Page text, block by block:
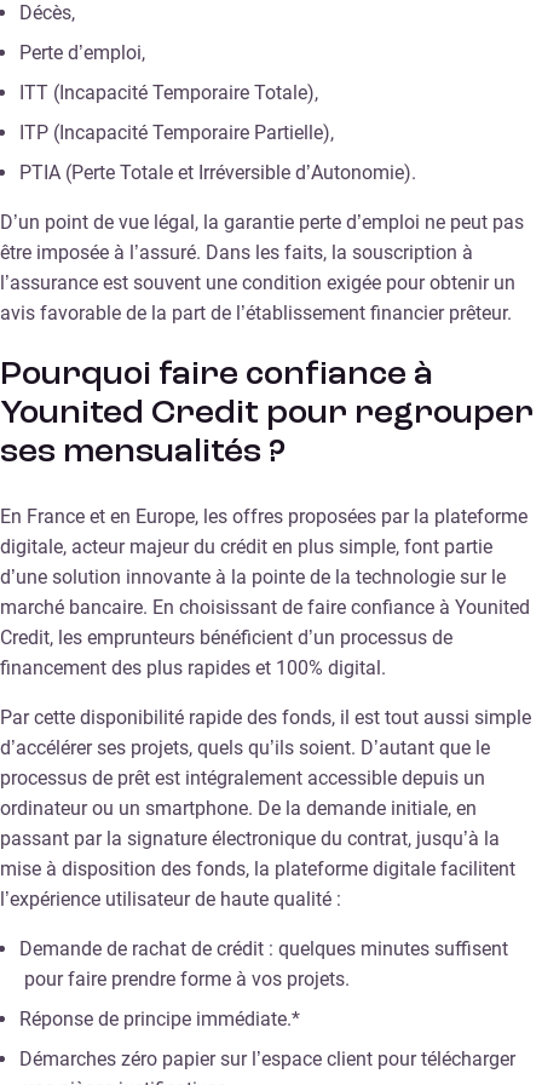
Décès,
Perte d’emploi,
ITT (Incapacité Temporaire Totale),
ITP (Incapacité Temporaire Partielle),
PTIA (Perte Totale et Irréversible d’Autonomie).
D’un point de vue légal, la garantie perte d’emploi ne peut pas
être imposée à l’assuré. Dans les faits, la souscription à
l’assurance est souvent une condition exigée pour obtenir un
avis favorable de la part de l’établissement financier prêteur.
Pourquoi faire confiance à
Younited Credit pour regrouper
ses mensualités ?
En France et en Europe, les offres proposées par la plateforme
digitale, acteur majeur du crédit en plus simple, font partie
d’une solution innovante à la pointe de la technologie sur le
marché bancaire. En choisissant de faire confiance à Younited
Credit, les emprunteurs bénéficient d’un processus de
financement des plus rapides et 100% digital.
Par cette disponibilité rapide des fonds, il est tout aussi simple
d’accélérer ses projets, quels qu’ils soient. D’autant que le
processus de prêt est intégralement accessible depuis un
ordinateur ou un smartphone. De la demande initiale, en
passant par la signature électronique du contrat, jusqu’à la
mise à disposition des fonds, la plateforme digitale facilitent
l’expérience utilisateur de haute qualité :
Demande de rachat de crédit : quelques minutes suffisent
pour faire prendre forme à vos projets.
Réponse de principe immédiate.*
Démarches zéro papier sur l’espace client pour télécharger